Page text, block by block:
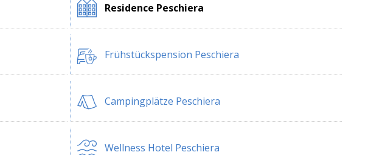
Residence Peschiera
Frühstückspension Peschiera
Campingplätze Peschiera
Wellness Hotel Peschiera